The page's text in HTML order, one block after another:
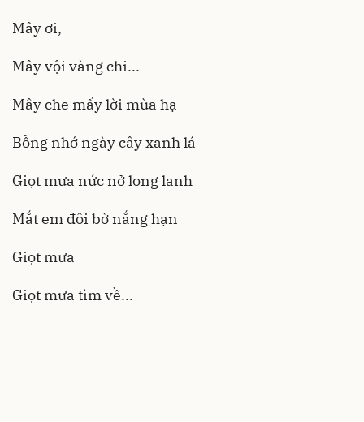
Mây ơi,
Mây vội vàng chi...
Mây che mấy lời mùa hạ
Bỗng nhớ ngày cây xanh lá
Giọt mưa nức nở long lanh
Mắt em đôi bờ nắng hạn
Giọt mưa
Giọt mưa tìm về...